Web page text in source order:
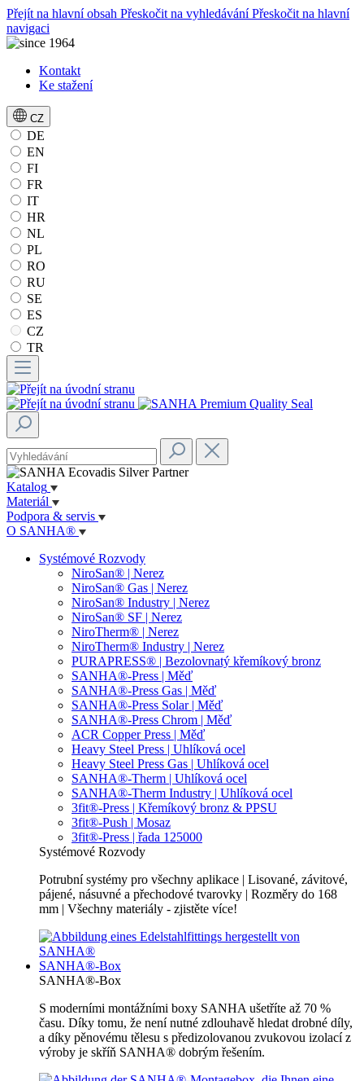
Přejít na hlavní obsah Přeskočit na vyhledáváníPřeskočit na hlavní
navigaci
Kontakt
Ke stažení
CZ
DE
EN
FI
FR
IT
HR
NL
PL
RO
RU
SE
ES
CZ
TR
Katalog
Materiál
Podpora & servis
O SANHA®
Systémové Rozvody
NiroSan® | Nerez
NiroSan® Gas | Nerez
NiroSan® Industry | Nerez
NiroSan® SF | Nerez
NiroTherm® | Nerez
NiroTherm® Industry | Nerez
PURAPRESS® | Bezolovnatý křemíkový bronz
SANHA®-Press | Měď
SANHA®-Press Gas | Měď
SANHA®-Press Solar | Měď
SANHA®-Press Chrom | Měď
ACR Copper Press | Měď
Heavy Steel Press | Uhlíková ocel
Heavy Steel Press Gas | Uhlíková ocel
SANHA®-Therm | Uhlíková ocel
SANHA®-Therm Industry | Uhlíková ocel
3fit®-Press | Křemíkový bronz & PPSU
3fit®-Push | Mosaz
3fit®-Press | řada 125000
Systémové Rozvody
Potrubní systémy pro všechny aplikace | Lisované, závitové,
pájené, násuvné a přechodové tvarovky | Rozměry do 168
mm | Všechny materiály - zjistěte více!
SANHA®-Box
SANHA®-Box
S moderními montážními boxy SANHA ušetříte až 70 %
času. Díky tomu, že není nutné zdlouhavě hledat drobné díly,
a díky pěnovému tělesu s předizolovanou zvukovou izolací z
výroby je skříň SANHA® dobrým řešením.